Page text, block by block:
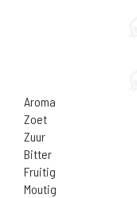
Aroma
Zoet
Zuur
Bitter
Fruitig
Moutig